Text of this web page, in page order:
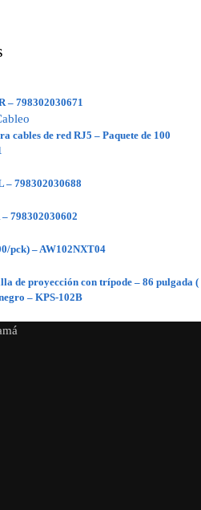
– 798302030671
cables de red RJ5 – Paquete de 100
– 798302030688
798302030602
pck) – AW102NXT04
de proyección con trípode – 86 pulgada (
– KPS-102B